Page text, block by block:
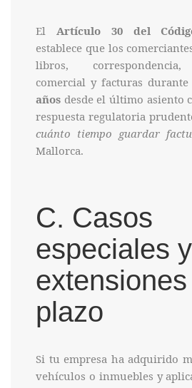
El Artículo 30 del
establece que los
libros, correspondencia,
comercial y facturas durante
años desde el último asiento
respuesta regulatoria
cuánto tiempo guardar
Mallorca.
C. Casos
especiales y
plazo
Si tu empresa ha adquirido
vehículos o inmuebles y